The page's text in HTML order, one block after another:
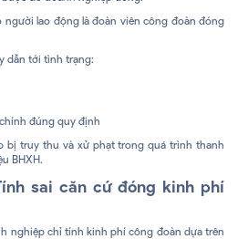
lao động là đoàn viên công đoàn đóng
dẫn tới tình trạng:
đúng quy định
bị truy thu và xử phạt trong quá trình thanh
BHXH.
sai căn cứ đóng kinh phí
nghiệp chỉ tính kinh phí công đoàn dựa trên